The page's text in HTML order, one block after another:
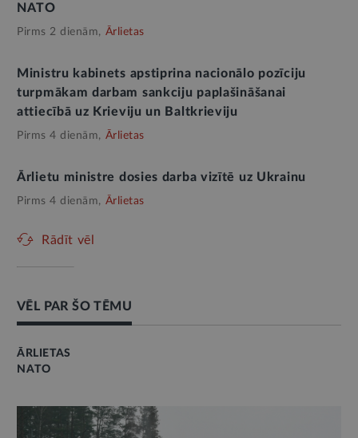
NATO
Pirms 2 dienām, Ārlietas
Ministru kabinets apstiprina nacionālo pozīciju
turpmākam darbam sankciju paplašināšanai
attiecībā uz Krieviju un Baltkrieviju
Pirms 4 dienām, Ārlietas
Ārlietu ministre dosies darba vizītē uz Ukrainu
Pirms 4 dienām, Ārlietas
Rādīt vēl
VĒL PAR ŠO TĒMU
ĀRLIETAS
NATO